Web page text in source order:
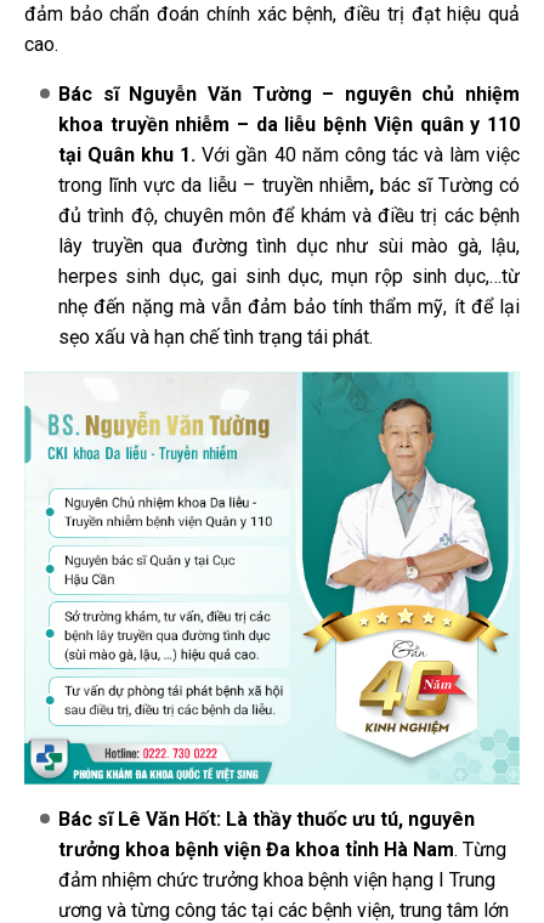
đảm bảo chẩn đoán chính xác bệnh, điều trị đạt hiệu quả
cao.
Bác sĩ Nguyễn Văn Tường – nguyên chủ nhiệm
khoa truyền nhiễm – da liễu bệnh Viện quân y 110
tại Quân khu 1.Với gần 40 năm công tác và làm việc
trong lĩnh vực da liễu – truyền nhiễm,bác sĩ Tường có
đủ trình độ, chuyên môn để khám và điều trị các bệnh
lây truyền qua đường tình dục như sùi mào gà, lậu,
herpes sinh dục, gai sinh dục, mụn rộp sinh dục,…từ
nhẹ đến nặng mà vẫn đảm bảo tính thẩm mỹ, ít để lại
sẹo xấu và hạn chế tình trạng tái phát.
Bác sĩ Lê Văn Hốt: Là thầy thuốc ưu tú, nguyên
trưởng khoa bệnh viện Đa khoa tỉnh Hà Nam. Từng
đảm nhiệm chức trưởng khoa bệnh viện hạng I Trung
ương và từng công tác tại các bệnh viện, trung tâm lớn